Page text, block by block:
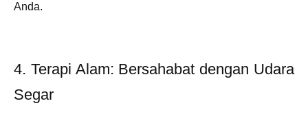
Anda.
4. Terapi Alam: Bersahabat dengan Udara
Segar